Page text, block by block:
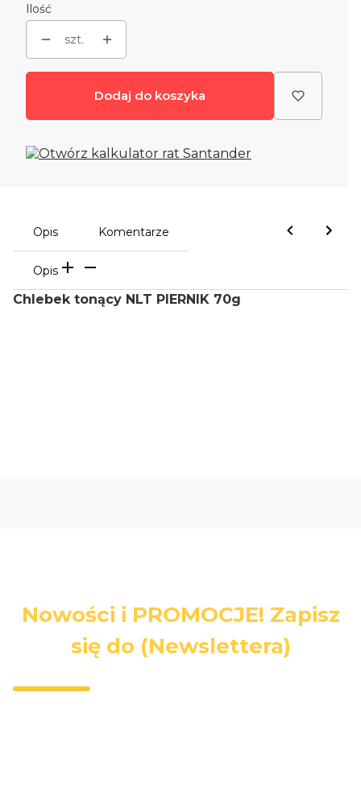
Ilość
szt.
Dodaj do koszyka
Opis Komentarze
Opis
Chlebek tonący NLT PIERNIK 70g
Nowości i PROMOCJE! Zapisz
się do (Newslettera)